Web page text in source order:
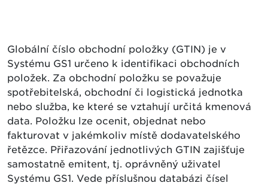
Globální číslo obchodní položky (GTIN) je v
Systému GS1 určeno k identifikaci obchodních
položek. Za obchodní položku se považuje
spotřebitelská, obchodní či logistická jednotka
nebo služba, ke které se vztahují určitá kmenová
data. Položku lze ocenit, objednat nebo
fakturovat v jakémkoliv místě dodavatelského
řetězce. Přiřazování jednotlivých GTIN zajišťuje
samostatně emitent, tj. oprávněný uživatel
Systému GS1. Vede příslušnou databázi čísel